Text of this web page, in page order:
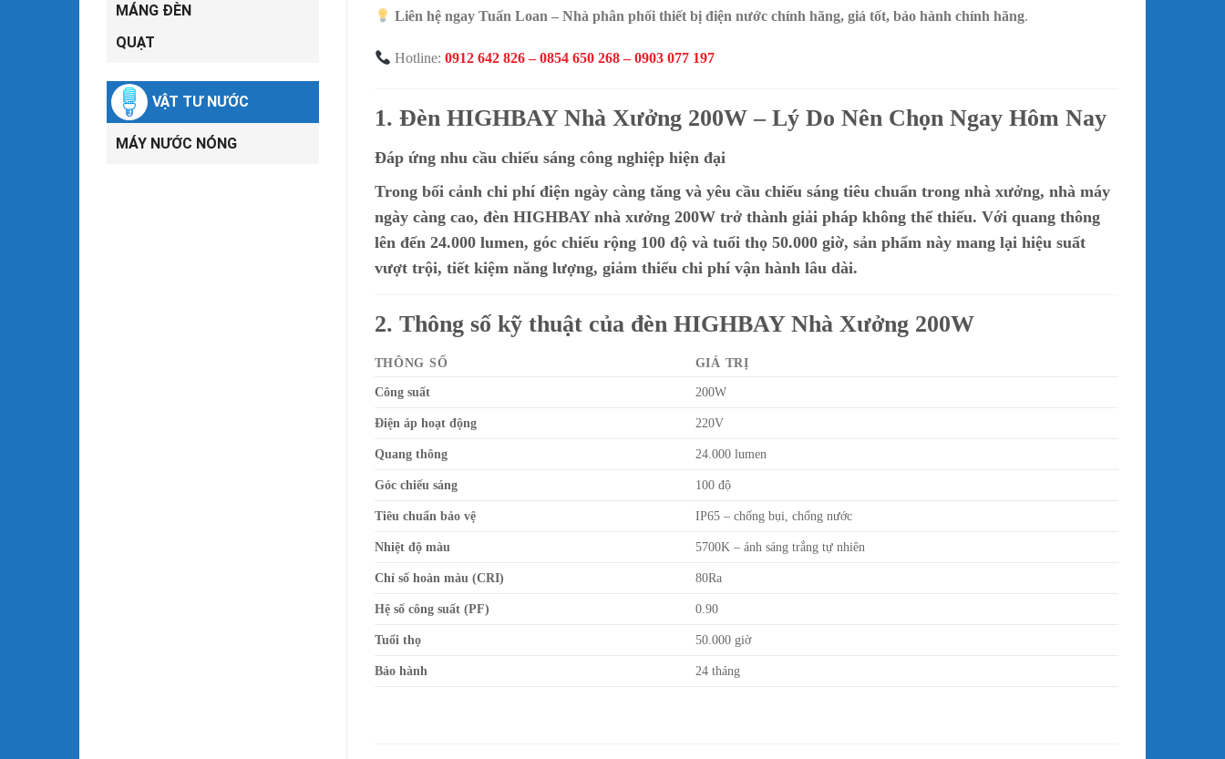
MÁNG ĐÈN
QUẠT
VẬT TƯ NƯỚC
MÁY NƯỚC NÓNG
Liên hệ ngay Tuấn Loan – Nhà phân phối thiết bị điện nước chính hãng, giá tốt, bảo hành chính hãng.
Hotline: 0912 642 826 – 0854 650 268 – 0903 077 197
1. Đèn HIGHBAY Nhà Xưởng 200W – Lý Do Nên Chọn Ngay Hôm Nay
Đáp ứng nhu cầu chiếu sáng công nghiệp hiện đại
Trong bối cảnh chi phí điện ngày càng tăng và yêu cầu chiếu sáng tiêu chuẩn trong nhà xưởng, nhà máy
ngày càng cao, đèn HIGHBAY nhà xưởng 200Wtrở thành giải pháp không thể thiếu. Với quang thông
lên đến 24.000 lumen, góc chiếu rộng 100 độvà tuổi thọ 50.000 giờ, sản phẩm này mang lại hiệu suất
vượt trội, tiết kiệm năng lượng, giảm thiểu chi phí vận hành lâu dài.
2. Thông số kỹ thuật của đèn HIGHBAY Nhà Xưởng 200W
THÔNG SỐ
GIÁ TRỊ
Công suất
200W
Điện áp hoạt động 220V
Quang thông 24.000 lumen
Góc chiếu sáng 100 độ
Tiêu chuẩn bảo vệ IP65 – chống bụi, chống nước
Nhiệt độ màu 5700K – ánh sáng trắng tự nhiên
Chỉ số hoàn màu (CRI) 80Ra
Hệ số công suất (PF) 0.90
Tuổi thọ 50.000 giờ
Bảo hành 24 tháng